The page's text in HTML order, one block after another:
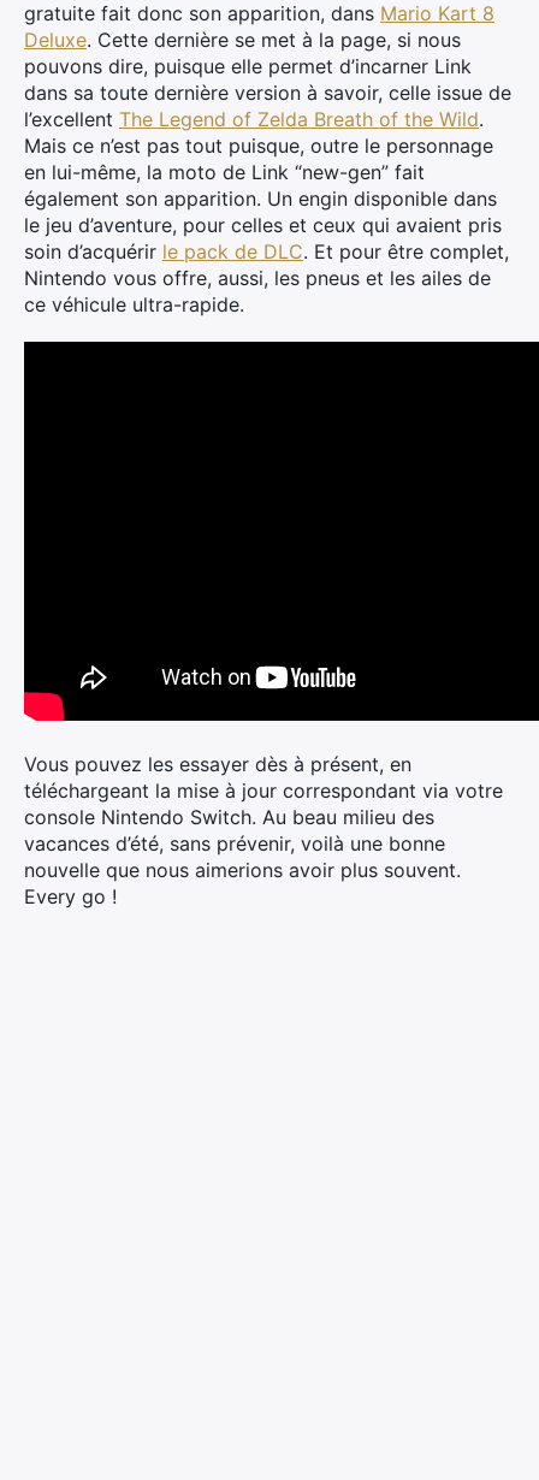
gratuite fait donc son apparition, dans Mario Kart 8
Deluxe. Cette dernière se met à la page, si nous
pouvons dire, puisque elle permet d’incarner Link
dans sa toute dernière version à savoir, celle issue de
l’excellent The Legend of Zelda Breath of the Wild.
Mais ce n’est pas tout puisque, outre le personnage
en lui-même, la moto de Link “new-gen” fait
également son apparition. Un engin disponible dans
le jeu d’aventure, pour celles et ceux qui avaient pris
soin d’acquérir le pack de DLC. Et pour être complet,
Nintendo vous offre, aussi, les pneus et les ailes de
ce véhicule ultra-rapide.
Vous pouvez les essayer dès à présent, en
téléchargeant la mise à jour correspondant via votre
console Nintendo Switch. Au beau milieu des
vacances d’été, sans prévenir, voilà une bonne
nouvelle que nous aimerions avoir plus souvent.
Every go !